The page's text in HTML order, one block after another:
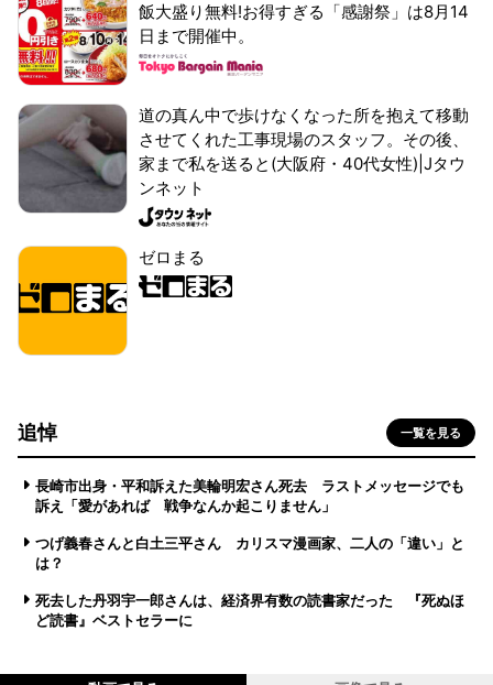
飯大盛り無料!お得すぎる「感謝祭」は8月14
日まで開催中。
道の真ん中で歩けなくなった所を抱えて移動
させてくれた工事現場のスタッフ。その後、
家まで私を送ると(大阪府・40代女性)|Jタウ
ンネット
ゼロまる
追悼 一覧を見る
長崎市出身・平和訴えた美輪明宏さん死去 ラストメッセージでも
訴え「愛があれば 戦争なんか起こりません」
つげ義春さんと白土三平さん カリスマ漫画家、二人の「違い」と
は？
死去した丹羽宇一郎さんは、経済界有数の読書家だった 『死ぬほ
ど読書』ベストセラーに